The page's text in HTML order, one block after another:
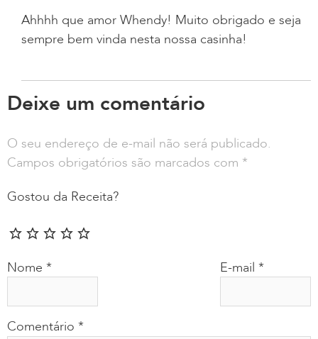
Ahhhh que amor Whendy! Muito obrigado e seja
sempre bem vinda nesta nossa casinha!
Deixe um comentário
O seu endereço de e-mail não será publicado.
Campos obrigatórios são marcados com *
Gostou da Receita?
Comentário *
Nome * E-mail *